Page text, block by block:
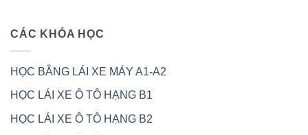
CÁC KHÓA HỌC
HỌC BẰNG LÁI XE MÁY A1-A2
HỌC LÁI XE Ô TÔ HẠNG B1
HỌC LÁI XE Ô TÔ HẠNG B2